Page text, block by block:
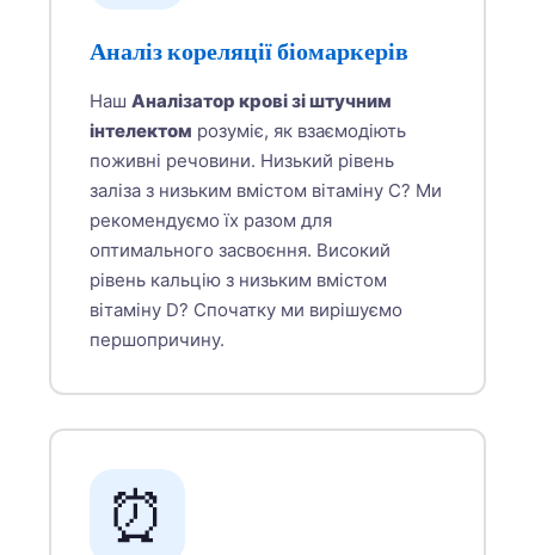
Аналіз кореляції біомаркерів
Наш Аналізатор крові зі штучним
інтелектом розуміє, як взаємодіють
поживні речовини. Низький рівень
заліза з низьким вмістом вітаміну С? Ми
рекомендуємо їх разом для
оптимального засвоєння. Високий
рівень кальцію з низьким вмістом
вітаміну D? Спочатку ми вирішуємо
першопричину.
⏰